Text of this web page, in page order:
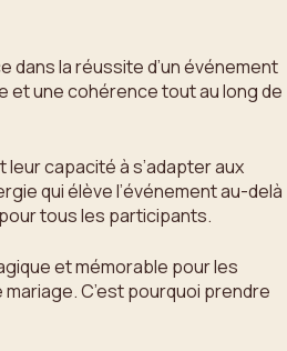
dans la réussite d’un événement
et une cohérence tout au long de
capacité à s’adapter aux
qui élève l’événement au-delà
tous les participants.
et mémorable pour les
C’est pourquoi prendre